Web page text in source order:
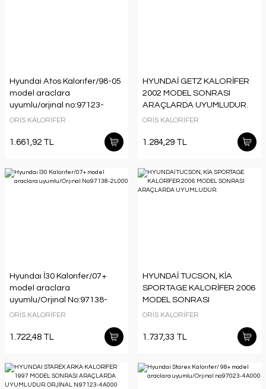
Hyundai Atos Kalorıfer/98-05
model araclara
uyumlu/orjınal no:97123-
02000
ORİS KALORİFER
1.661,92 TL
HYUNDAİ GETZ KALORİFER
2002 MODEL SONRASI
ARAÇLARDA UYUMLUDUR.
ORJİNAL NO: 97221-1C000
ORİS KALORİFER
1.284,29 TL
Hyundaı İ30 Kalorıfer/07+
model araclara
uyumlu/Orjınal No:97138-
2L000
ORİS KALORİFER
1.722,48 TL
HYUNDAİ TUCSON, KİA
SPORTAGE KALORİFER 2006
MODEL SONRASI
ARAÇLARDA UYUMLUDUR.
ORİS KALORİFER
1.737,33 TL